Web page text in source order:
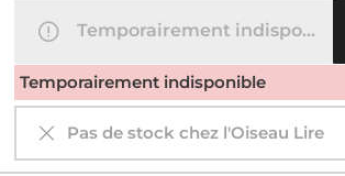
Temporairement indisponible
Temporairement indisponible
Pas de stock chez l'Oiseau Lire